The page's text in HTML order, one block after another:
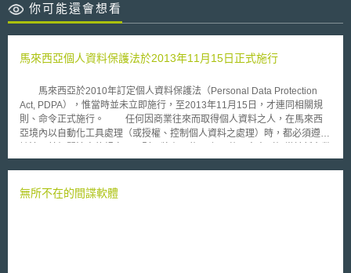
你可能還會想看
馬來西亞個人資料保護法於2013年11月15日正式施行
馬來西亞於2010年訂定個人資料保護法（Personal Data Protection
Act, PDPA），惟當時並未立即施行，至2013年11月15日，才連同相關規
則、命令正式施行。 任何因商業往來而取得個人資料之人，在馬來西
亞境內以自動化工具處理（或授權、控制個人資料之處理）時，都必須遵循
450萬元）罰鍰或三年以下有期徒刑。 除此之外，2013年個人資料保
業、保險業、健康、遊樂業、運輸業、教育、直銷業、服務業、不動產業、
無所不在的間諜軟體